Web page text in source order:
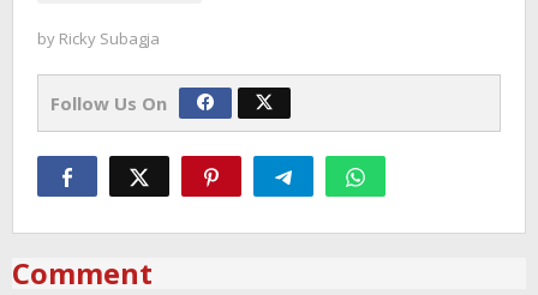
by Ricky Subagja
Follow Us On
Comment